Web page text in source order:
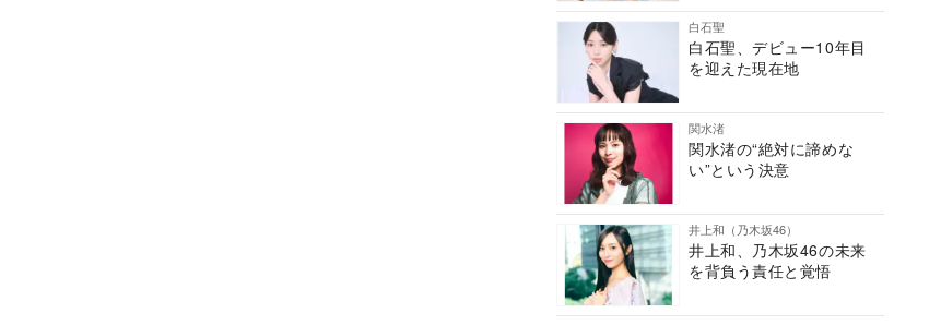
白石聖
白石聖、デビュー10年目
を迎えた現在地
関水渚
関水渚の“絶対に諦めな
い”という決意
井上和（乃木坂46）
井上和、乃木坂46の未来
を背負う責任と覚悟